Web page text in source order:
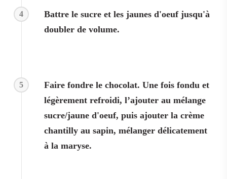
4
Battre le sucre et les jaunes d'oeuf jusqu'à
doubler de volume.
5
Faire fondre le chocolat. Une fois fondu et
légèrement refroidi, l’ajouter au mélange
sucre/jaune d'oeuf, puis ajouter la crème
chantilly au sapin, mélanger délicatement
à la maryse.